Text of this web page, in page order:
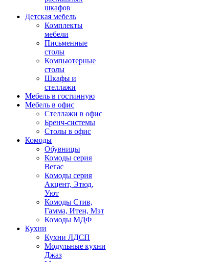
шкафов
Детская мебель
Комплекты
мебели
Письменные
столы
Компьютерные
столы
Шкафы и
стеллажи
Мебель в гостинную
Мебель в офис
Стеллажи в офис
Бренч-системы
Столы в офис
Комоды
Обувницы
Комоды серия
Вегас
Комоды серия
Акцент, Этюд,
Уют
Комоды Стив,
Гамма, Итен, Мэт
Комоды МДФ
Кухни
Кухни ЛДСП
Модульные кухни
Джаз